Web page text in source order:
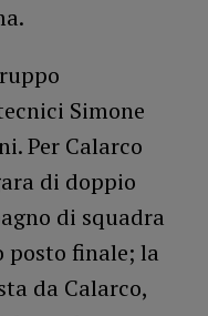
Simone
Per Calarco
di doppio
di squadra
posto finale; la
da Calarco,